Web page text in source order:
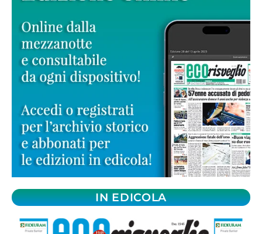
IN EDICOLA